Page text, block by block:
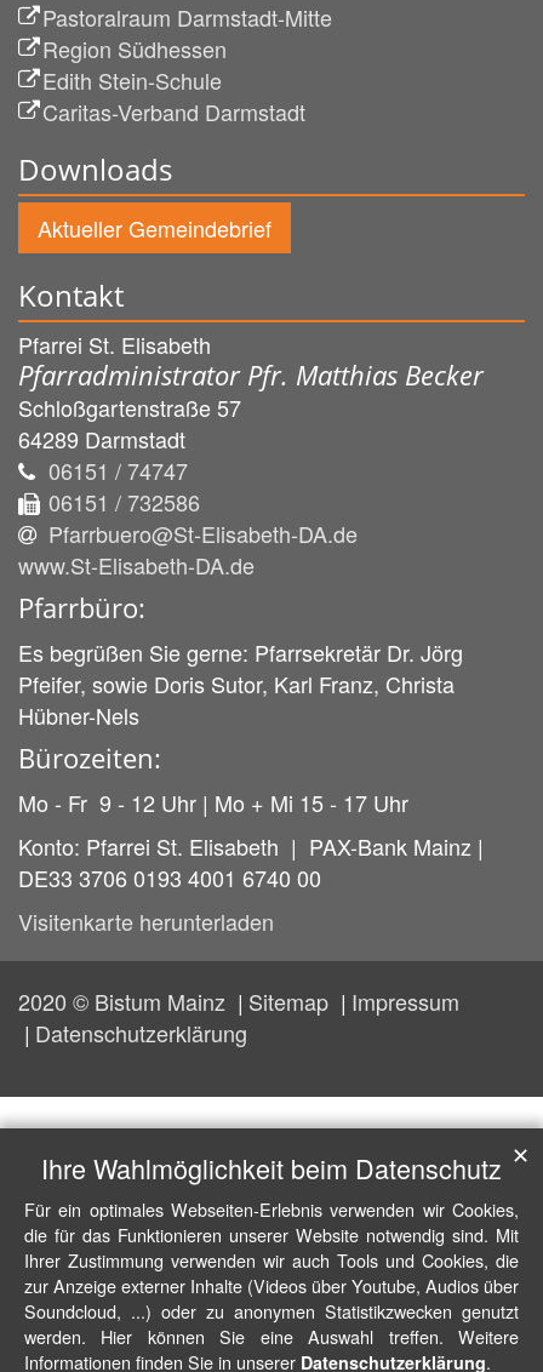
Pastoralraum Darmstadt-Mitte
Region Südhessen
Edith Stein-Schule
Caritas-Verband Darmstadt
Downloads
Aktueller Gemeindebrief
Kontakt
Pfarrei St. Elisabeth
Pfarradministrator Pfr. Matthias Becker
Schloßgartenstraße 57
64289 Darmstadt
06151 / 74747
06151 / 732586
Pfarrbuero@St-Elisabeth-DA.de
www.St-Elisabeth-DA.de
Pfarrbüro:
Es begrüßen Sie gerne: Pfarrsekretär Dr. Jörg
Pfeifer, sowie Doris Sutor, Karl Franz, Christa
Hübner-Nels
Bürozeiten:
Mo - Fr 9 - 12 Uhr | Mo + Mi 15 - 17 Uhr
Konto: Pfarrei St. Elisabeth | PAX-Bank Mainz |
DE33 3706 0193 4001 6740 00
Visitenkarte herunterladen
2020 © Bistum Mainz Sitemap
Impressum
Datenschutzerklärung
Ihre Wahlmöglichkeit beim Datenschutz
Für ein optimales Webseiten-Erlebnis verwenden wir Cookies,
die für das Funktionieren unserer Website notwendig sind. Mit
Ihrer Zustimmung verwenden wir auch Tools und Cookies, die
zur Anzeige externer Inhalte (Videos über Youtube, Audios über
Soundcloud, ...) oder zu anonymen Statistikzwecken genutzt
werden. Hier können Sie eine Auswahl treffen. Weitere
Informationen finden Sie in unserer Datenschutzerklärung.
✕